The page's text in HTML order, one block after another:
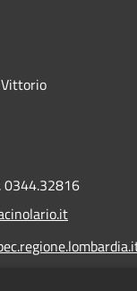
0344.32816